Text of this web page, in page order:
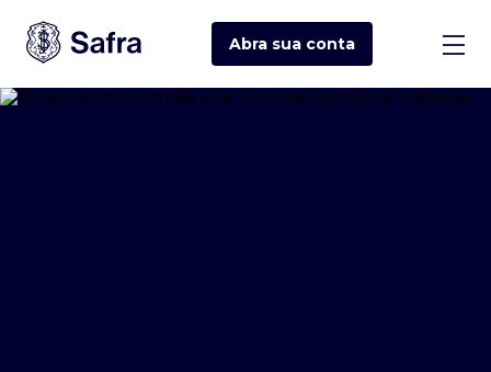
Abra sua conta